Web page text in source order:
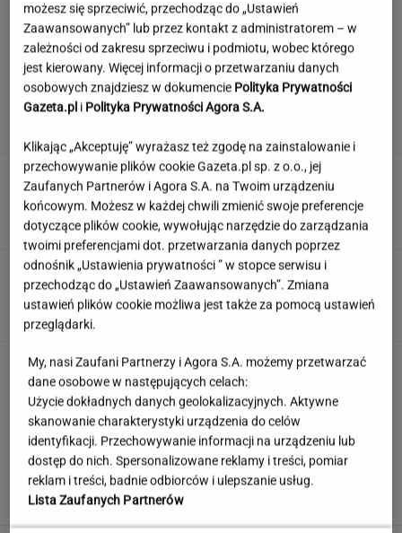
Angelina Jolie pod presją. Brad Pitt domaga
się ujawnienia dokumentów
Prawdziwa bomba dla kibiców. Oto co trafi do
otwartej telewizji
KACPER SOSNOWSKI
Quiz filmowy - aktorzy PRL. Tylko 10%
najlepszych z was zgarnie maksa!
Nie każdy kryzys zaczyna się od złych ocen.
Ten sygnał najczęściej jest ignorowany
MATERIAŁ PROMOCYJNY
"Kiedy dopytuję, co się stało z
moją babcią, mówi, że mam nie pytać"
SUBSKRYPCJA
możesz się sprzeciwić, przechodząc do „Ustawień
Zaawansowanych” lub przez kontakt z administratorem – w
zależności od zakresu sprzeciwu i podmiotu, wobec którego
jest kierowany. Więcej informacji o przetwarzaniu danych
osobowych znajdziesz w dokumencie Polityka Prywatności
Gazeta.pl i Polityka Prywatności Agora S.A.
Klikając „Akceptuję” wyrażasz też zgodę na zainstalowanie i
przechowywanie plików cookie Gazeta.pl sp. z o.o., jej
Zaufanych Partnerów i Agora S.A. na Twoim urządzeniu
końcowym. Możesz w każdej chwili zmienić swoje preferencje
dotyczące plików cookie, wywołując narzędzie do zarządzania
twoimi preferencjami dot. przetwarzania danych poprzez
odnośnik „Ustawienia prywatności ” w stopce serwisu i
przechodząc do „Ustawień Zaawansowanych”. Zmiana
ustawień plików cookie możliwa jest także za pomocą ustawień
przeglądarki.
My, nasi Zaufani Partnerzy i Agora S.A. możemy przetwarzać
dane osobowe w następujących celach:
Użycie dokładnych danych geolokalizacyjnych. Aktywne
skanowanie charakterystyki urządzenia do celów
identyfikacji. Przechowywanie informacji na urządzeniu lub
dostęp do nich. Spersonalizowane reklamy i treści, pomiar
reklam i treści, badnie odbiorców i ulepszanie usług.
Lista Zaufanych Partnerów